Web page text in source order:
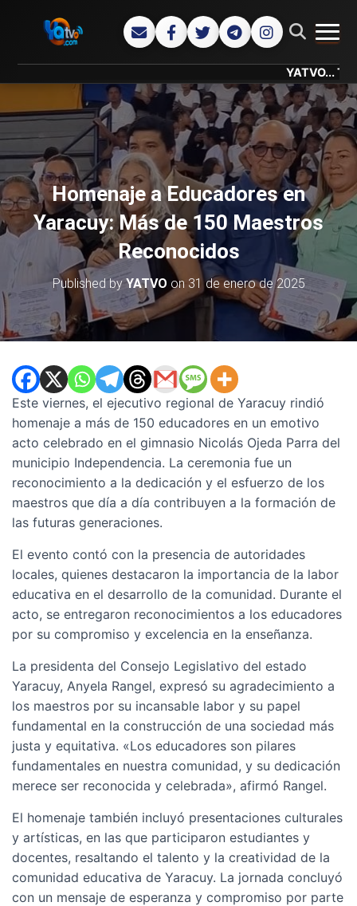
YATVO... Tu
Homenaje a Educadores en
Yaracuy: Más de 150 Maestros
Reconocidos
Published byYATVO on 31 de enero de 2025
Este viernes, el ejecutivo regional de Yaracuy rindió
homenaje a más de 150 educadores en un emotivo
acto celebrado en el gimnasio Nicolás Ojeda Parra del
municipio Independencia. La ceremonia fue un
reconocimiento a la dedicación y el esfuerzo de los
maestros que día a día contribuyen a la formación de
las futuras generaciones.
El evento contó con la presencia de autoridades
locales, quienes destacaron la importancia de la labor
educativa en el desarrollo de la comunidad. Durante el
acto, se entregaron reconocimientos a los educadores
por su compromiso y excelencia en la enseñanza.
La presidenta del Consejo Legislativo del estado
Yaracuy, Anyela Rangel, expresó su agradecimiento a
los maestros por su incansable labor y su papel
fundamental en la construcción de una sociedad más
justa y equitativa. «Los educadores son pilares
fundamentales en nuestra comunidad, y su dedicación
merece ser reconocida y celebrada», afirmó Rangel.
El homenaje también incluyó presentaciones culturales
y artísticas, en las que participaron estudiantes y
docentes, resaltando el talento y la creatividad de la
comunidad educativa de Yaracuy. La jornada concluyó
con un mensaje de esperanza y compromiso por parte